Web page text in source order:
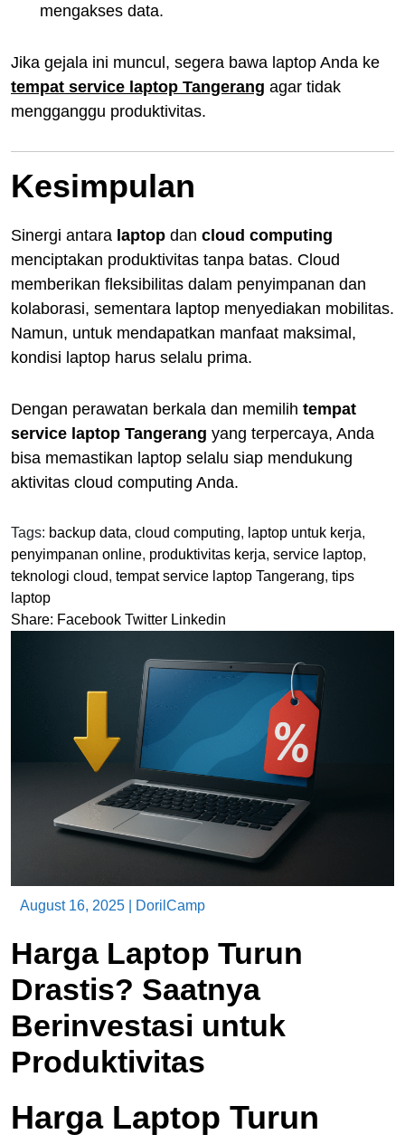
mengakses data.
Jika gejala ini muncul, segera bawa laptop Anda ke
tempat service laptop Tangerang agar tidak
mengganggu produktivitas.
Kesimpulan
Sinergi antara laptop dan cloud computing
menciptakan produktivitas tanpa batas. Cloud
memberikan fleksibilitas dalam penyimpanan dan
kolaborasi, sementara laptop menyediakan mobilitas.
Namun, untuk mendapatkan manfaat maksimal,
kondisi laptop harus selalu prima.
Dengan perawatan berkala dan memilih tempat
service laptop Tangerang yang terpercaya, Anda
bisa memastikan laptop selalu siap mendukung
aktivitas cloud computing Anda.
Tags: backup data, cloud computing, laptop untuk kerja,
penyimpanan online, produktivitas kerja, service laptop,
teknologi cloud, tempat service laptop Tangerang, tips
laptop
Share: Facebook Twitter Linkedin
August 16, 2025 DorilCamp
Harga Laptop Turun
Drastis? Saatnya
Berinvestasi untuk
Produktivitas
Harga Laptop Turun